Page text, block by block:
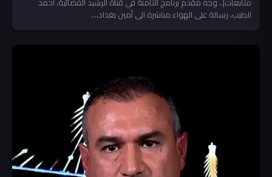
الطيب، رسالة على الهواء مباشرة الى أمين بغداد،...